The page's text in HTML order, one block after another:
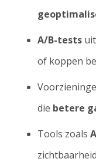
A/B-tests
of koppen
die betere
Tools zoals